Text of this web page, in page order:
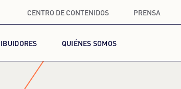
CENTRO DE CONTENIDOS PRENSA
QUIÉNES SOMOS